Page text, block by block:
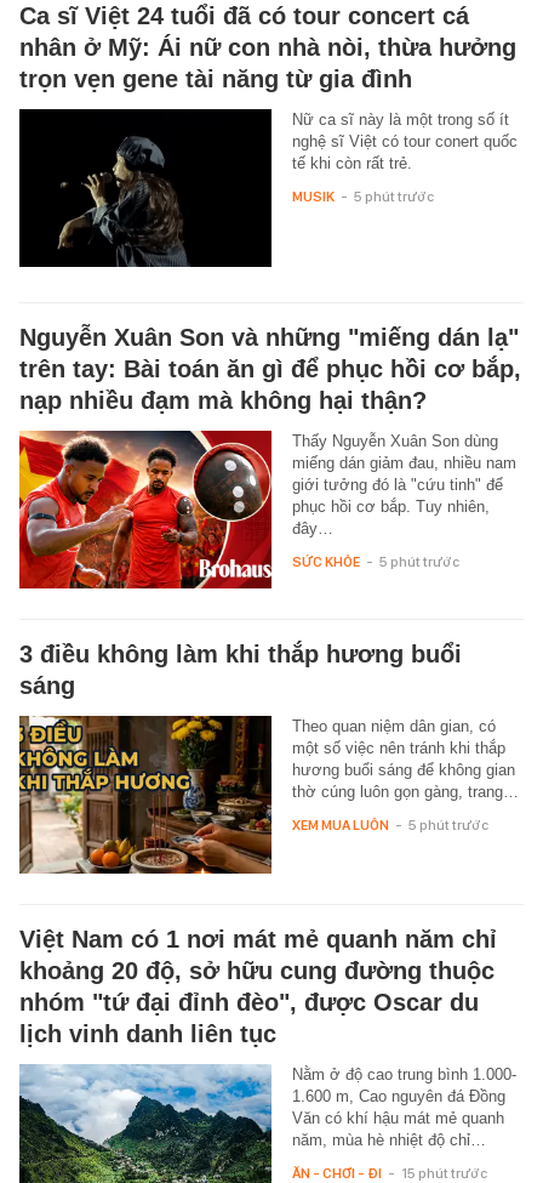
Ca sĩ Việt 24 tuổi đã có tour concert cá
nhân ở Mỹ: Ái nữ con nhà nòi, thừa hưởng
trọn vẹn gene tài năng từ gia đình
Nữ ca sĩ này là một trong số ít
nghệ sĩ Việt có tour conert quốc
tế khi còn rất trẻ.
MUSIK - 5 phút trước
Nguyễn Xuân Son và những "miếng dán lạ"
trên tay: Bài toán ăn gì để phục hồi cơ bắp,
nạp nhiều đạm mà không hại thận?
Thấy Nguyễn Xuân Son dùng
miếng dán giảm đau, nhiều nam
giới tưởng đó là "cứu tinh" để
phục hồi cơ bắp. Tuy nhiên,
đây…
SỨC KHỎE - 5 phút trước
3 điều không làm khi thắp hương buổi
sáng
Theo quan niệm dân gian, có
một số việc nên tránh khi thắp
hương buổi sáng để không gian
thờ cúng luôn gọn gàng, trang…
XEM MUA LUÔN - 5 phút trước
Việt Nam có 1 nơi mát mẻ quanh năm chỉ
khoảng 20 độ, sở hữu cung đường thuộc
nhóm "tứ đại đỉnh đèo", được Oscar du
lịch vinh danh liên tục
Nằm ở độ cao trung bình 1.000-
1.600 m, Cao nguyên đá Đồng
Văn có khí hậu mát mẻ quanh
năm, mùa hè nhiệt độ chỉ…
ĂN - CHƠI - ĐI - 15 phút trước